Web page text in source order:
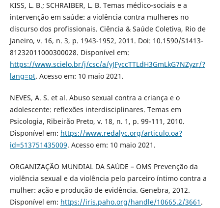
KISS, L. B.; SCHRAIBER, L. B. Temas médico-sociais e a
intervenção em saúde: a violência contra mulheres no
discurso dos profissionais. Ciência & Saúde Coletiva, Rio de
Janeiro, v. 16, n. 3, p. 1943-1952, 2011. Doi: 10.1590/S1413-
81232011000300028. Disponível em:
https://www.scielo.br/j/csc/a/yJFyccTTLdH3GmLkG7NZyzr/?
lang=pt. Acesso em: 10 maio 2021.
NEVES, A. S. et al. Abuso sexual contra a criança e o
adolescente: reflexões interdisciplinares. Temas em
Psicologia, Ribeirão Preto, v. 18, n. 1, p. 99-111, 2010.
Disponível em: https://www.redalyc.org/articulo.oa?
id=513751435009. Acesso em: 10 maio 2021.
ORGANIZAÇÃO MUNDIAL DA SAÚDE – OMS Prevenção da
violência sexual e da violência pelo parceiro íntimo contra a
mulher: ação e produção de evidência. Genebra, 2012.
Disponível em: https://iris.paho.org/handle/10665.2/3661 .